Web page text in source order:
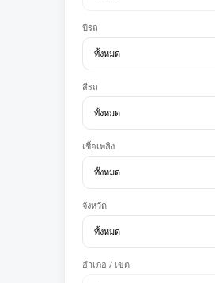
ปีรถ
สีรถ
เชื้อเพลิง
จังหวัด
อำเภอ / เขต